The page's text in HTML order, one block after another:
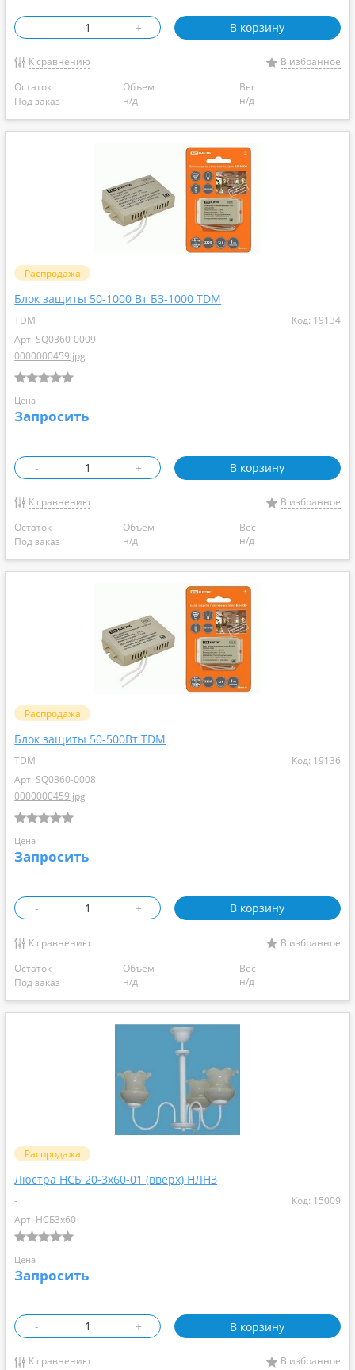
- + В корзину
К сравнению
В избранное
Остаток
Под заказ
Объем
н/д
Вес
н/д
Распродажа
Блок защиты 50-1000 Вт БЗ-1000 TDM
TDM
Код: 19134
Арт: SQ0360-0009
0000000459.jpg
Цена
Запросить
- + В корзину
К сравнению
В избранное
Остаток
Под заказ
Объем
н/д
Вес
н/д
Распродажа
Блок защиты 50-500Вт TDM
TDM
Код: 19136
Арт: SQ0360-0008
0000000459.jpg
Цена
Запросить
- + В корзину
К сравнению
В избранное
Остаток
Под заказ
Объем
н/д
Вес
н/д
Распродажа
Люстра НСБ 20-3х60-01 (вверх) НЛНЗ
-
Код: 15009
Арт: НСБ3х60
Цена
Запросить
- + В корзину
К сравнению
В избранное